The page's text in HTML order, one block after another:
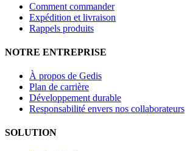
Comment commander
Expédition et livraison
Rappels produits
NOTRE ENTREPRISE
À propos de Gedis
Plan de carrière
Développement durable
Responsabilité envers nos collaborateurs
SOLUTION